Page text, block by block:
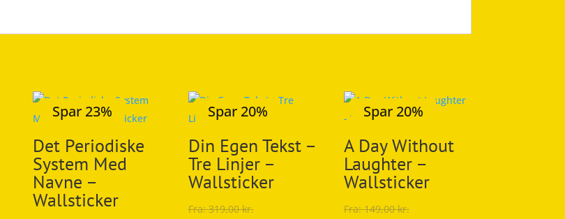
Spar 23%
Det Periodiske
System Med
Navne –
Wallsticker
Spar 20%
Din Egen Tekst –
Tre Linjer –
Wallsticker
Fra:319,00kr.
Spar 20%
A Day Without
Laughter –
Wallsticker
Fra:149,00kr.